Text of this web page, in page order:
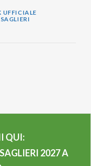
UFFICIALE
QUI:
2027 A